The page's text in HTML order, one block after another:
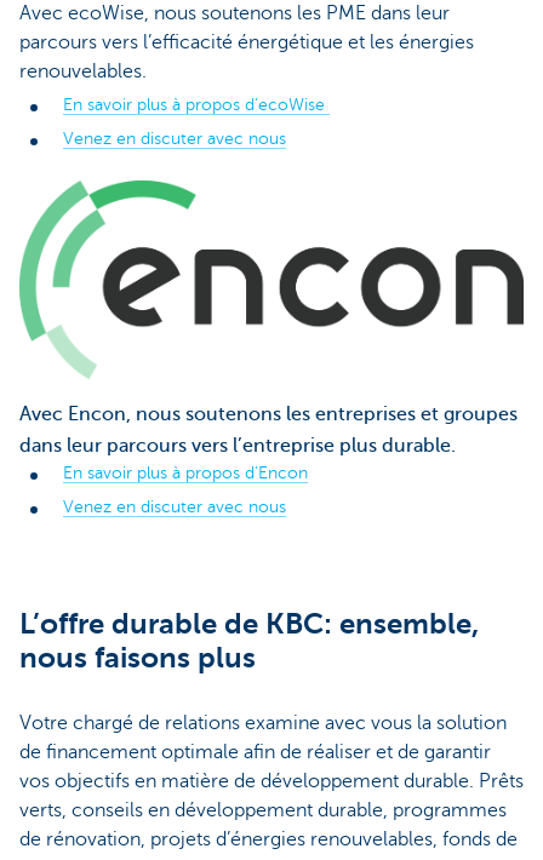
Avec ecoWise, nous soutenons les PME dans leur
parcours vers l’efficacité énergétique et les énergies
renouvelables.
En savoir plus à propos d’ecoWise
Venez en discuter avec nous
Avec Encon, nous soutenons les entreprises et groupes
dans leur parcours vers l’entreprise plus durable.
En savoir plus à propos d’Encon
Venez en discuter avec nous
L’offre durable de KBC: ensemble,
nous faisons plus
Votre chargé de relations examine avec vous la solution
de financement optimale afin de réaliser et de garantir
vos objectifs en matière de développement durable. Prêts
verts, conseils en développement durable, programmes
de rénovation, projets d’énergies renouvelables, fonds de